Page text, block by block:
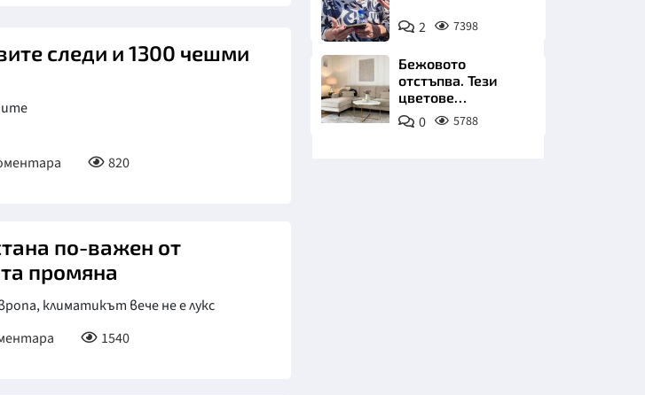
ВРЕМЕТО
следи и 1300 чешми
820
по-важен от
промяна
климатикът вече не е лукс
1540
Снимка:
БТА
2 7398
Бежовото
отстъпва. Тези
цветове
превземат
всекидневната
0 5788